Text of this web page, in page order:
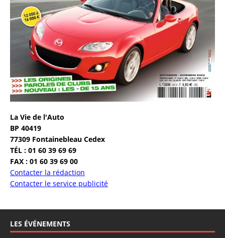
La Vie de l'Auto
BP 40419
77309 Fontainebleau Cedex
TÉL : 01 60 39 69 69
FAX : 01 60 39 69 00
Contacter la rédaction
Contacter le service publicité
LES ÉVÉNEMENTS